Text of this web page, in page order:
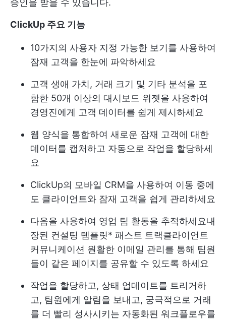
승인을 받을 수 있습니다.
ClickUp 주요 기능
10가지의 사용자 지정 가능한 보기를 사용하여
잠재 고객을 한눈에 파악하세요
고객 생애 가치, 거래 크기 및 기타 분석을 포
함한 50개 이상의 대시보드 위젯을 사용하여
경영진에게 고객 데이터를 쉽게 제시하세요
웹 양식을 통합하여 새로운 잠재 고객에 대한
데이터를 캡처하고 자동으로 작업을 할당하세
요
ClickUp의 모바일 CRM을 사용하여 이동 중에
도 클라이언트와 잠재 고객을 쉽게 관리하세요
다음을 사용하여 영업 팀 활동을 추적하세요내
장된 컨설팅 템플릿* 패스트 트랙클라이언트
커뮤니케이션 원활한 이메일 관리를 통해 팀원
들이 같은 페이지를 공유할 수 있도록 하세요
작업을 할당하고, 상태 업데이트를 트리거하
고, 팀원에게 알림을 보내고, 궁극적으로 거래
를 더 빨리 성사시키는 자동화된 워크플로우를